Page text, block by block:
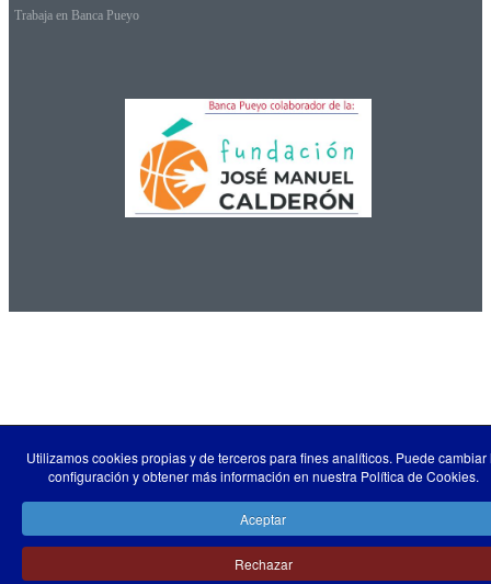
Trabaja en Banca Pueyo
Utilizamos cookies propias y de terceros para fines analíticos. Puede cambiar
configuración y obtener más información en nuestra Política de Cookies.
Aceptar
Rechazar